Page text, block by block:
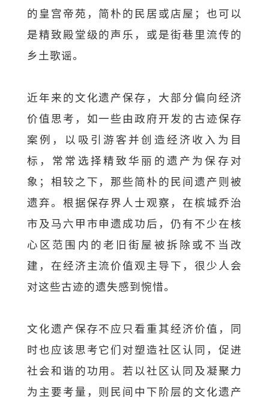
的皇宫帝苑，简朴的民居或店屋；也可以
是精致殿堂级的声乐，或是街巷里流传的
乡土歌谣。
近年来的文化遗产保存，大部分偏向经济
价值思考，如一些由政府开发的古迹保存
案例，以吸引游客并创造经济收入为目
标，常常选择精致华丽的遗产为保存对
象；相较之下，那些简朴的民间遗产则被
遗弃。根据保存界人士观察，在槟城乔治
市及马六甲市申遗成功后，仍有不少在核
心区范围内的老旧街屋被拆除或不当改
建，在经济主流价值观主导下，很少人会
对这些古迹的遗失感到惋惜。
文化遗产保存不应只看重其经济价值，同
时也应该思考它们对塑造社区认同，促进
社会和谐的功用。若以社区认同及凝聚力
为主要考量，则民间中下阶层的文化遗产